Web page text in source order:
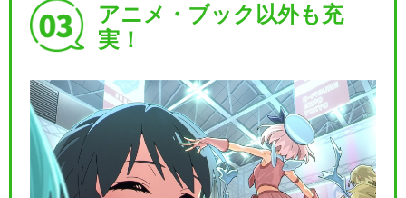
アニメ・ブック以外も充
実！